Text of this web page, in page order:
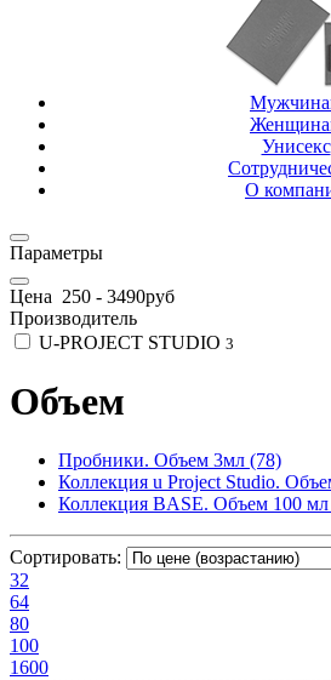
Унисекс
О
Параметры
Цена 250 - 3490руб
Производитель
U-PROJECT STUDIO 3
Объем
Пробники. Объем 3мл (78)
Коллекция u Project Studio.
Коллекция BASE. Объем 100
Сортировать:
32
64
80
100
1600